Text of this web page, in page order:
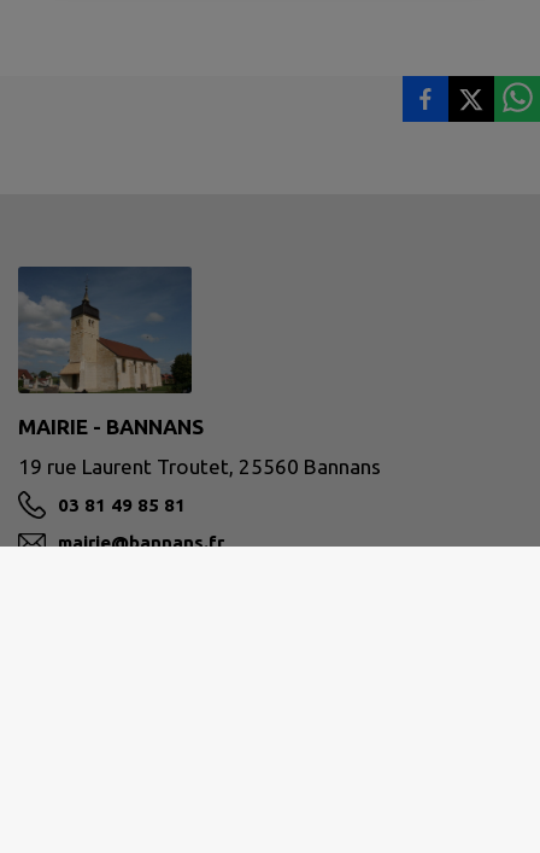
MAIRIE - BANNANS
19 rue Laurent Troutet, 25560 Bannans
03 81 49 85 81
mairie@bannans.fr